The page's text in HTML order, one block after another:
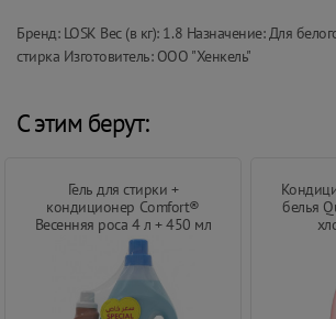
Бренд: LOSK Вес (в кг): 1.8 Назначение: Для
стирка Изготовитель: ООО "Хенкель"
С этим берут:
Гель для стирки +
кондиционер Comfort®
Весенняя роса 4 л + 450 мл
белья